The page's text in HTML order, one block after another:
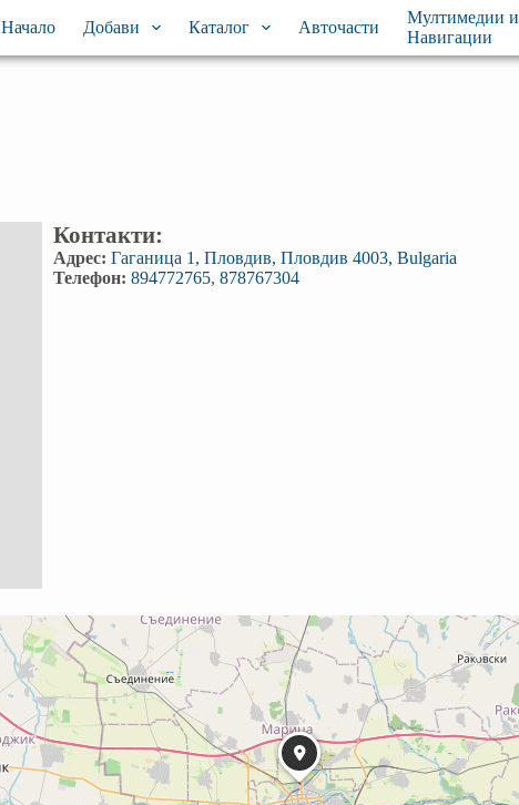
Начало Добави Каталог Авточасти
Мултимедии и
Навигации
Контакти:
Адрес: Гаганица 1, Пловдив, Пловдив 4003, Bulgaria
Телефон: 894772765, 878767304